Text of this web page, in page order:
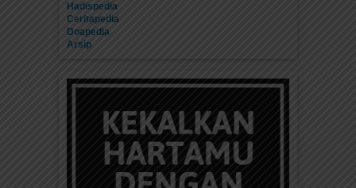
Hadispedia
Ceritapedia
Doapedia
Arsip